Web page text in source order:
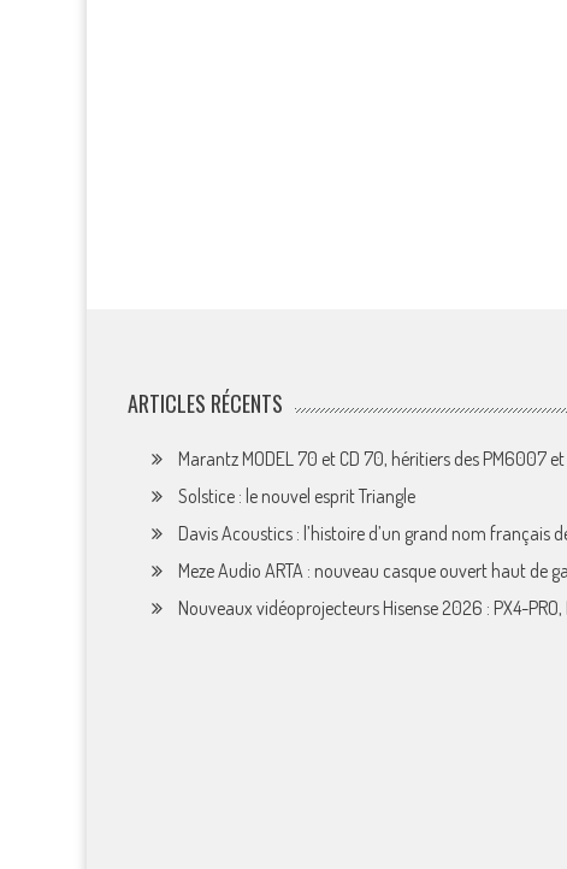
ARTICLES RÉCENTS
Marantz MODEL 70 et CD 70, héritiers des PM6007
Solstice : le nouvel esprit Triangle
Davis Acoustics : l’histoire d’un grand nom français
Meze Audio ARTA : nouveau casque ouvert haut de
Nouveaux vidéoprojecteurs Hisense 2026 : PX4-PRO,